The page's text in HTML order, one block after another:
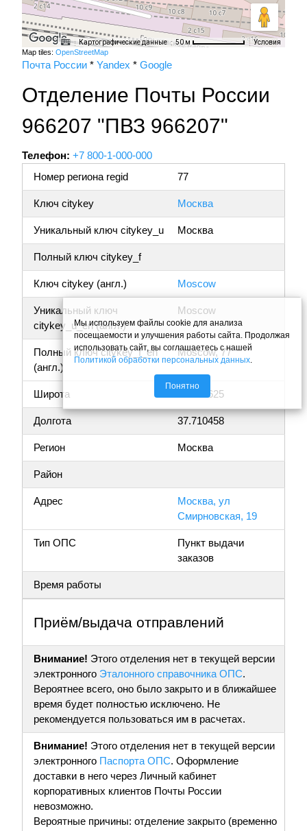
Картографические данные 50 м Условия
Map tiles: OpenStreetMap
Почта России * Yandex * Google
Отделение Почты России
966207 "ПВЗ 966207"
Телефон: +7 800-1-000-000
Номер региона regid
77
Ключ citykey Москва
Уникальный ключ citykey_u Москва
Полный ключ citykey_f
Ключ citykey (англ.) Moscow
Уникальный ключ
citykey_u_en (англ.)
Moscow
Полный ключ citykey_f_en
(англ.)
Moscow, 77
Широта 55.736625
Долгота 37.710458
Регион Москва
Район
Адрес
Москва, ул
Смирновская, 19
Тип ОПС
Пункт выдачи
заказов
Время работы
Приём/выдача отправлений
Внимание! Этого отделения нет в текущей версии
электронного Эталонного справочника ОПС.
Вероятнее всего, оно было закрыто и в ближайшее
время будет полностью исключено. Не
рекомендуется пользоваться им в расчетах.
Внимание! Этого отделения нет в текущей версии
электронного Паспорта ОПС. Оформление
доставки в него через Личный кабинет
корпоративных клиентов Почты России
невозможно.
Вероятные причины: отделение закрыто (временно
Мы используем файлы cookie для анализа
посещаемости и улучшения работы сайта. Продолжая
использовать сайт, вы соглашаетесь с нашей
Политикой обработки персональных данных
Понятно